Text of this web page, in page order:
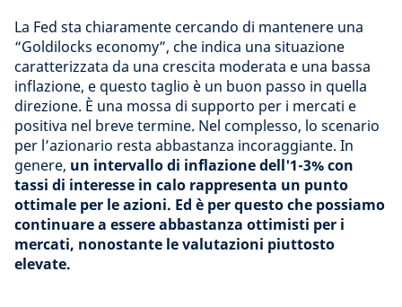
La Fed sta chiaramente cercando di mantenere una
“Goldilocks economy”, che indica una situazione
caratterizzata da una crescita moderata e una bassa
inflazione, e questo taglio è un buon passo in quella
direzione. È una mossa di supporto per i mercati e
positiva nel breve termine. Nel complesso, lo scenario
per l’azionario resta abbastanza incoraggiante. In
genere, un intervallo di inflazione dell'1-3% con
tassi di interesse in calo rappresenta un punto
ottimale per le azioni. Ed è per questo che possiamo
continuare a essere abbastanza ottimisti per i
mercati, nonostante le valutazioni piuttosto
elevate.